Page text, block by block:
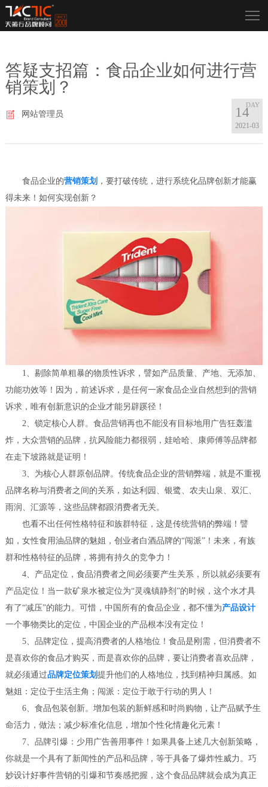
14
2021-03
答疑支招篇：食品企业如何进行营
销策划？
网站管理员
食品企业的营销策划 ，要打破传统，进行系统化品牌创新才能赢
得未来！如何实现创新？
1、剔除简单粗暴的物质性诉求，譬如产品质量、产地、无添加、
功能功效等！因为，前述诉求，是任何一家食品企业自然想到的营销
诉求，唯有创新意识的企业才能另辟蹊径！
2、锁定核心人群。食品营销再也不能没有目标地用广告狂轰滥
炸，大众营销的品牌，抗风险能力都很弱，娃哈哈、康师傅等品牌都
在走下坡路就是证明！
3、为核心人群原创品牌。传统食品企业的营销弊端，就是不重视
品牌名称与消费者之间的关系，如达利园、银鹭、农夫山泉、双汇、
雨润、汇源等，这些品牌都跟消费者无关。
也看不出任何性格特征和族群特征，这是传统营销的弊端！譬
如，女性食用油品牌的魅姐，创业者白酒品牌的“闯派”！未来，有族
群和性格特征的品牌，将拥有持久的竞争力！
4、产品定位，食品消费者之间必须要产生关系，所以就必须要有
产品定位！当一款矿泉水被定位为“灵魂镇静剂”的时候，这个水才具
有了“减压”的能力。可惜，中国所有的食品企业，都不懂为产品设计
一个事物类比的定位，中国企业的产品根本没有定位！
5、品牌定位，提高消费者的人格地位！食品是刚需，但消费者不
是喜欢你的食品才购买，而是喜欢你的品牌，要让消费者喜欢品牌，
就必须通过品牌定位策划 提升他们的人格地位，找到精神归属感。如
魅姐：定位于生活主角；闯派：定位于敢于行动的男人！
6、食品包装创新。增加包装的新鲜感和时尚购物，让产品赋予生
命活力，做法；减少标准化信息，增加个性化情趣化元素！
7、品牌引爆：少用广告善用事件！如果具备上述几大创新策略，
你就是一个具有了新闻性的产品和品牌，等于具备了爆炸性威力。巧
妙设计好事件营销的引爆和节奏感把握，这个食品品牌就会成为真正